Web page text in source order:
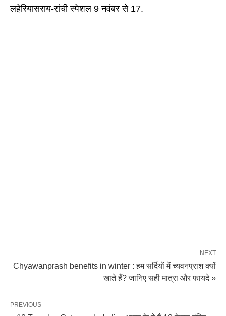
लहेरियासराय-रांची स्पेशल 9 नवंबर से 17.
NEXT
Chyawanprash benefits in winter : हम सर्दियों में च्यवनप्राश क्यों
खाते हैं? जानिए सही मात्रा और फायदे »
PREVIOUS